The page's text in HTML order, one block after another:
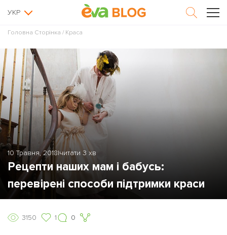
УКР
Головна Сторінка / Краса
10 Травня, 2018|читати 3 хв
Рецепти наших мам і бабусь:
перевірені способи підтримки краси
3150 1 0